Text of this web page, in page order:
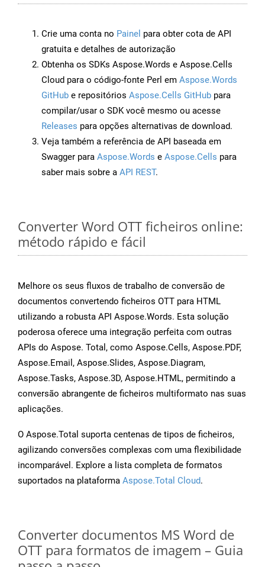
Crie uma conta no Painel para obter cota de API
gratuita e detalhes de autorização
Obtenha os SDKs Aspose.Words e Aspose.Cells
Cloud para o código-fonte Perl em Aspose.Words
GitHub e repositórios Aspose.Cells GitHub para
compilar/usar o SDK você mesmo ou acesse
Releases para opções alternativas de download.
Veja também a referência de API baseada em
Swagger para Aspose.Words e Aspose.Cells para
saber mais sobre a API REST.
Converter Word OTT ficheiros online:
método rápido e fácil
Melhore os seus fluxos de trabalho de conversão de
documentos convertendo ficheiros OTT para HTML
utilizando a robusta API Aspose.Words. Esta solução
poderosa oferece uma integração perfeita com outras
APIs do Aspose. Total, como Aspose.Cells, Aspose.PDF,
Aspose.Email, Aspose.Slides, Aspose.Diagram,
Aspose.Tasks, Aspose.3D, Aspose.HTML, permitindo a
conversão abrangente de ficheiros multiformato nas suas
aplicações.
O Aspose.Total suporta centenas de tipos de ficheiros,
agilizando conversões complexas com uma flexibilidade
incomparável. Explore a lista completa de formatos
suportados na plataforma Aspose.Total Cloud.
Converter documentos MS Word de
OTT para formatos de imagem – Guia